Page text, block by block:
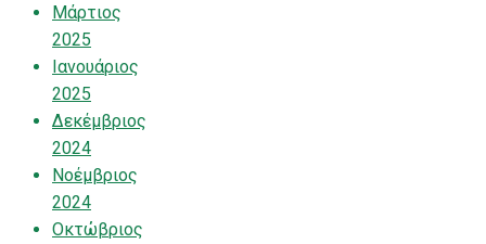
Μάρτιος
2025
Ιανουάριος
2025
Δεκέμβριος
2024
Νοέμβριος
2024
Οκτώβριος